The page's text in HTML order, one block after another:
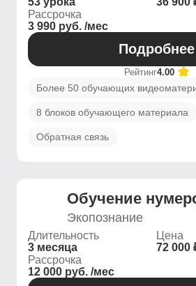
Рассрочка
3 990 руб. /мес
Подробнее
Рейтинг4.00
Более 50 обучающих
8 блоков обучающего материала
Обратная связь
Обучение
Экопознание
Длительность
3 месяца
Цена
72 000
Рассрочка
12 000 руб. /мес